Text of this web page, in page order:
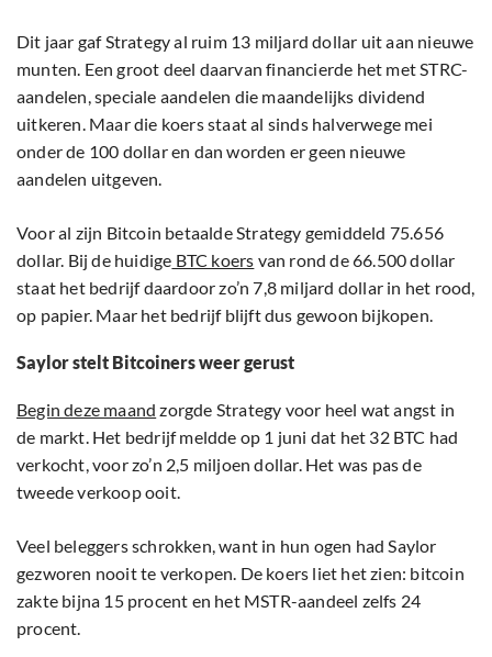
Dit jaar gaf Strategy al ruim 13 miljard dollar uit aan nieuwe
munten. Een groot deel daarvan financierde het met STRC-
aandelen, speciale aandelen die maandelijks dividend
uitkeren. Maar die koers staat al sinds halverwege mei
onder de 100 dollar en dan worden er geen nieuwe
aandelen uitgeven.
Voor al zijn Bitcoin betaalde Strategy gemiddeld 75.656
dollar. Bij de huidige BTC koers van rond de 66.500 dollar
staat het bedrijf daardoor zo’n 7,8 miljard dollar in het rood,
op papier. Maar het bedrijf blijft dus gewoon bijkopen.
Saylor stelt Bitcoiners weer gerust
Begin deze maand zorgde Strategy voor heel wat angst in
de markt. Het bedrijf meldde op 1 juni dat het 32 BTC had
verkocht, voor zo’n 2,5 miljoen dollar. Het was pas de
tweede verkoop ooit.
Veel beleggers schrokken, want in hun ogen had Saylor
gezworen nooit te verkopen. De koers liet het zien: bitcoin
zakte bijna 15 procent en het MSTR-aandeel zelfs 24
procent.